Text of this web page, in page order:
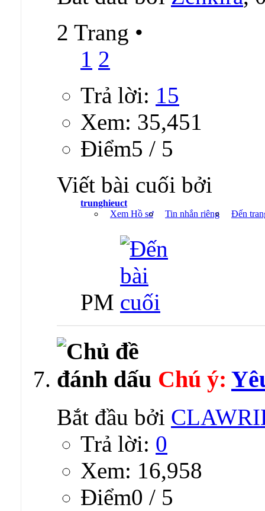
2 Trang •
1 2
Trả lời: 15
Xem: 35,451
Ðiểm5 / 5
Viết bài cuối bởi
trunghieuct
Xem Hồ sơ
Tin nhắn riêng Đến
PM
Chú ý:
Bắt đầu bởi
Trả lời: 0
Xem: 16,958
Ðiểm0 / 5